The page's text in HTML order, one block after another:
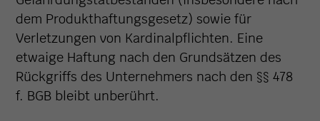
dem Produkthaftungsgesetz) sowie für
Verletzungen von Kardinalpflichten. Eine
etwaige Haftung nach den Grundsätzen des
Rückgriffs des Unternehmers nach den §§ 478
f. BGB bleibt unberührt.